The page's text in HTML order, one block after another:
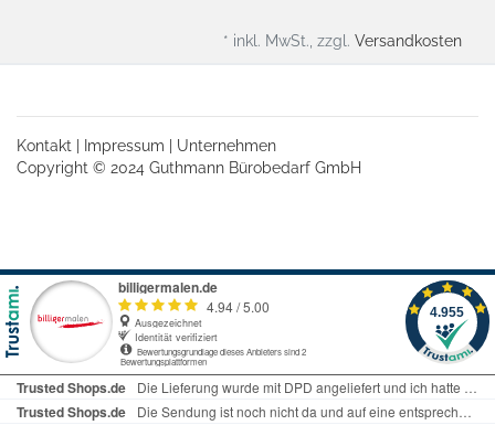
* inkl. MwSt., zzgl. Versandkosten
Kontakt Impressum
Unternehmen
Copyright © 2024 Guthmann Bürobedarf GmbH